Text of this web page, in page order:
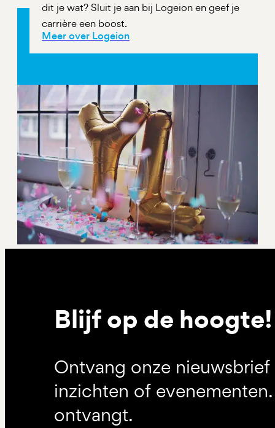
dit je wat? Sluit je aan bij Logeion en geef je
carrière een boost.
Meer over Logeion
Blijf op de hoogte!
Ontvang onze
inzichten of
ontvangt.